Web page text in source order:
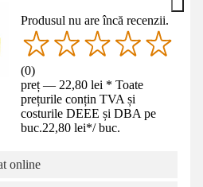
Produsul nu are încă recenzii.
(0)
preț — 22,80 lei * Toate
prețurile conțin TVA și
costurile DEEE și DBA pe
buc.22,80 lei*/ buc.
online